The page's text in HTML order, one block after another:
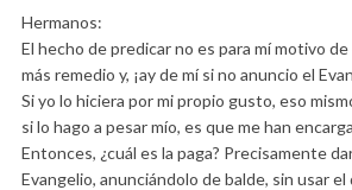
Hermanos:
El hecho de predicar no es para mí motivo
más remedio y, ¡ay de mí si no anuncio el
Si yo lo hiciera por mi propio gusto, eso
si lo hago a pesar mío, es que me han
Entonces, ¿cuál es la paga? Precisamente
Evangelio, anunciándolo de balde, sin usar